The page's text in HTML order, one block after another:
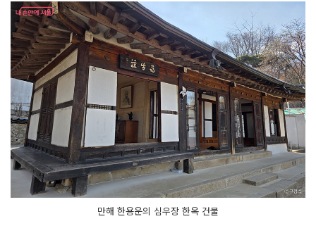
만해 한용운의 심우장 한옥 건물